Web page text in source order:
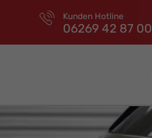
Kunden Hotline
06269 42 87 00